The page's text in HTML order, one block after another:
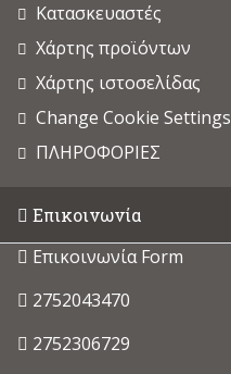
Κατασκευαστές
Χάρτης προϊόντων
Χάρτης ιστοσελίδας
Change Cookie Settings
ΠΛΗΡΟΦΟΡΙΕΣ
Επικοινωνία
Επικοινωνία Form
2752043470
2752306729